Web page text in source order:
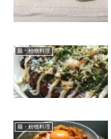
麺・粉物料理
麺・粉物料理